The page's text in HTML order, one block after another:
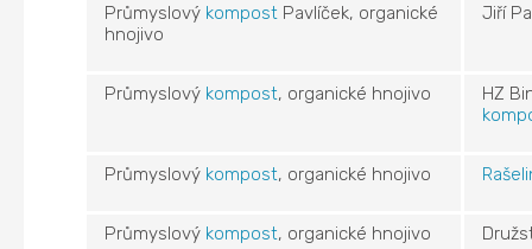
Průmyslový kompost Pavlíček, organické
hnojivo
Jiří
Průmyslový kompost, organické hnojivo
HZ
Průmyslový kompost, organické hnojivo
Průmyslový kompost, organické hnojivo